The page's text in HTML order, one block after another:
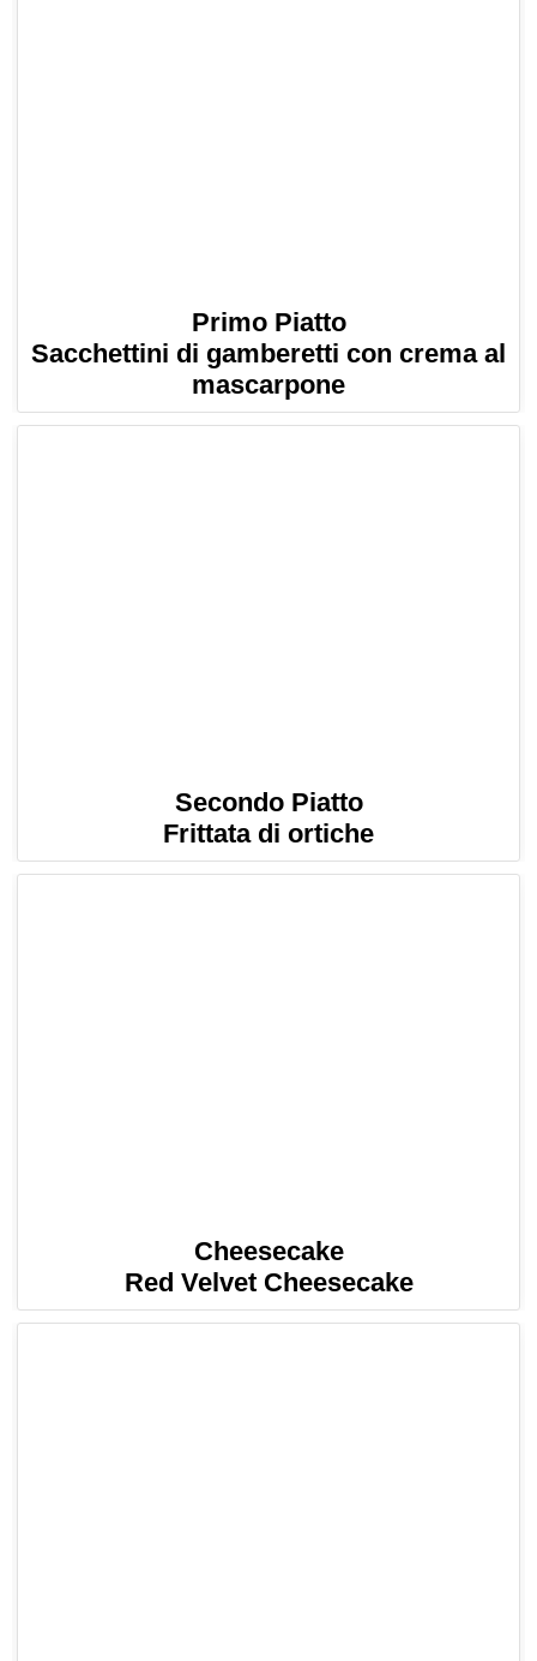
Primo Piatto
Sacchettini di gamberetti con crema al
mascarpone
Secondo Piatto
Frittata di ortiche
Cheesecake
Red Velvet Cheesecake